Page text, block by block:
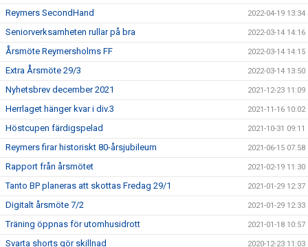
Reymers SecondHand 2022-04-19 13:34
Seniorverksamheten rullar på bra 2022-03-14 14:16
Årsmöte Reymersholms FF 2022-03-14 14:15
Extra Årsmöte 29/3 2022-03-14 13:50
Nyhetsbrev december 2021 2021-12-23 11:09
Herrlaget hänger kvar i div.3 2021-11-16 10:02
Höstcupen färdigspelad 2021-10-31 09:11
Reymers firar historiskt 80-årsjubileum 2021-06-15 07:58
Rapport från årsmötet 2021-02-19 11:30
Tanto BP planeras att skottas Fredag 29/1 2021-01-29 12:37
Digitalt årsmöte 7/2 2021-01-29 12:33
Träning öppnas för utomhusidrott 2021-01-18 10:57
Svarta shorts gör skillnad 2020-12-23 11:03